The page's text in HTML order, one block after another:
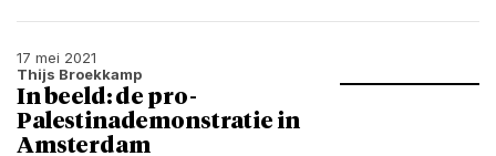
17 mei 2021
Thijs Broekkamp
In beeld: de pro-
Palestinademonstratie in
Amsterdam